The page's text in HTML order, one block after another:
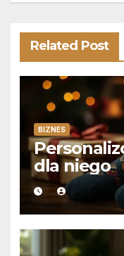
Related Post
BIZNES
dla niego